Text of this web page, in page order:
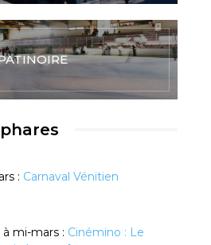
: Carnaval Vénitien
mi-mars : Cinémino : Le